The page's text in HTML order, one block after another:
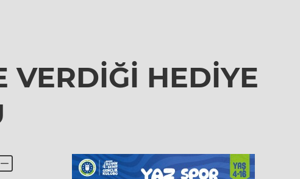
VERDİĞİ HEDİYE